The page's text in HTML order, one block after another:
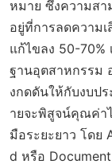
หมาย ซึ่งความส
อยู่ที่การลดความ
แก้ไขลง 50-
ฐานอุตสาหกรรม
งกดดันให้กับงบป
ายจะพิสูจน์คุณค่า
มือระยะยาว โดย
d หรือ